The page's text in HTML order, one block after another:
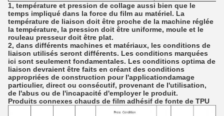
1, température et pression de collage aussi bien que le
temps impliqué dans la force du film au matériel. La
température de liaison doit être proche de la machine réglée
la température, la pression doit être uniforme, moule et le
rouleau presseur doit être plat.
2, dans différents machines et matériaux, les conditions de
liaison utilisés seront différents. Les conditions marquées
ici sont seulement fondamentales. Les conditions optima de
liaison devraient être faits en créant des conditions
appropriées de construction pour l'applicationdamage
particulier, direct ou consécutif, provenant de l'utilisation,
de l'abus ou de l'incapacité d'employer le produit.
Produits connexes chauds de film adhésif de fonte de TPU